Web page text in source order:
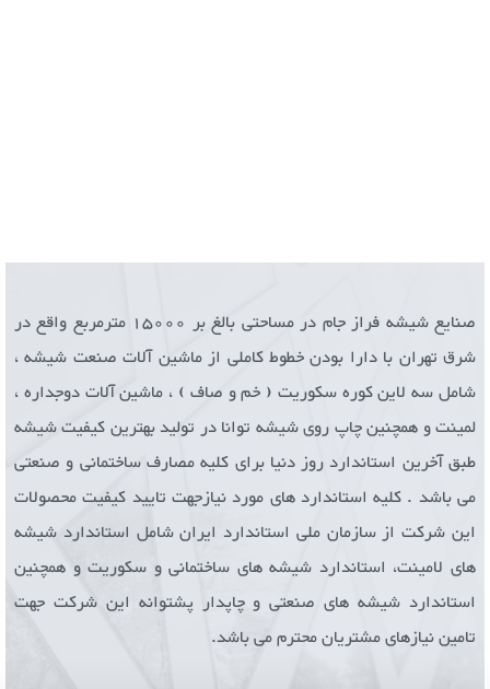
صنایع شیشه فراز جام در مساحتی بالغ بر 15000 مترمربع واقع در
شرق تهران با دارا بودن خطوط کاملی از ماشین آلات صنعت شیشه ،
شامل سه لاین کوره سکوریت ( خم و صاف ) ، ماشین آلات دوجداره ،
لمینت و همچنین چاپ روی شیشه توانا در تولید بهترین کیفیت شیشه
طبق آخرین استاندارد روز دنیا برای کلیه مصارف ساختمانی و صنعتی
می باشد . کلیه استاندارد های مورد نیازجهت تایید کیفیت محصولات
این شرکت از سازمان ملی استاندارد ایران شامل استاندارد شیشه
های لامینت، استاندارد شیشه های ساختمانی و سکوریت و همچنین
استاندارد شیشه های صنعتی و چاپدار پشتوانه این شرکت جهت
تامین نیازهای مشتریان محترم می باشد.